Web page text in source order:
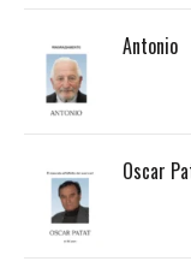
Antonio
Oscar